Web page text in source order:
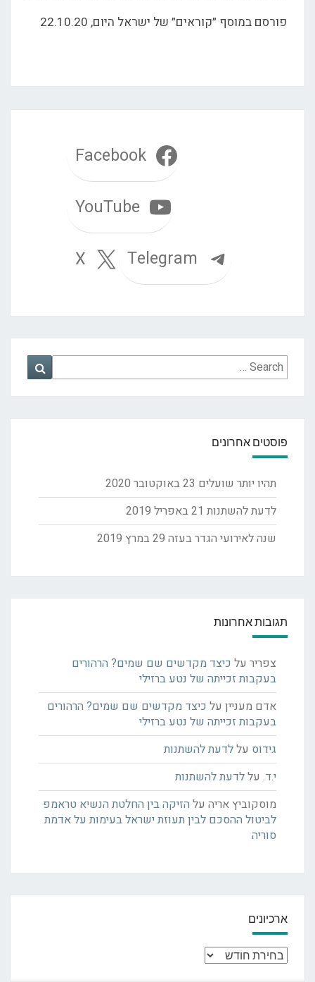
פורסם במוסף ״קוראים״ של ישראל היום, 22.10.20
Facebook
YouTube
Telegram
X
Search
for:
Search
פוסטים אחרונים
תהיו יותר שועלים 23 באוקטובר 2020
לדעת להשתנות 21 באפריל 2019
שנה לאירועי הגדר בעזה 29 במרץ 2019
תגובות אחרונות
צפרירעל כיצד מקדשים שם שמים? הרהורים
בעקבות זכייתה של נטע ברזילי
אדם מענייןעל כיצד מקדשים שם שמים? הרהורים
בעקבות זכייתה של נטע ברזילי
גידוס עללדעת להשתנות
י.ד.עללדעת להשתנות
מוסקוביץ אריהעל הזיקה בין החלטת הנשיא טראמפ
לביטול ההסכם לבין תעוזת ישראל בעימות על אדמת
סוריה
ארכיונים
ארכיונים